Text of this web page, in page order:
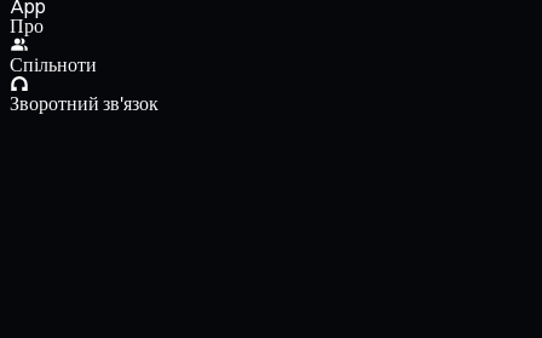
App
Про
Спільноти
Зворотний зв'язок